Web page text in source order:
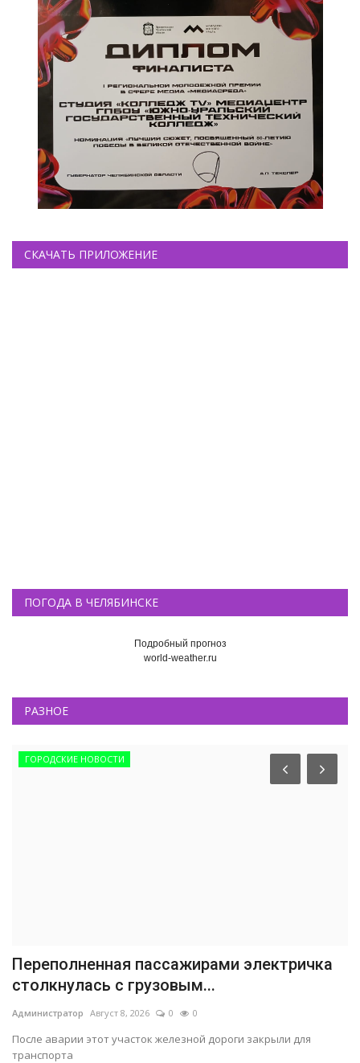
СКАЧАТЬ ПРИЛОЖЕНИЕ
ПОГОДА В ЧЕЛЯБИНСКЕ
Подробный прогноз
world-weather.ru
РАЗНОЕ
ГОРОДСКИЕ НОВОСТИ
Переполненная пассажирами электричка
столкнулась с грузовым...
Администратор Август 8, 2026 0 0
После аварии этот участок железной дороги закрыли для
транспорта